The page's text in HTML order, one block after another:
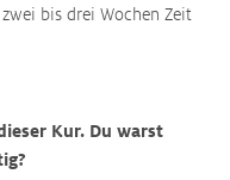
bis drei Wochen Zeit
Kur. Du warst